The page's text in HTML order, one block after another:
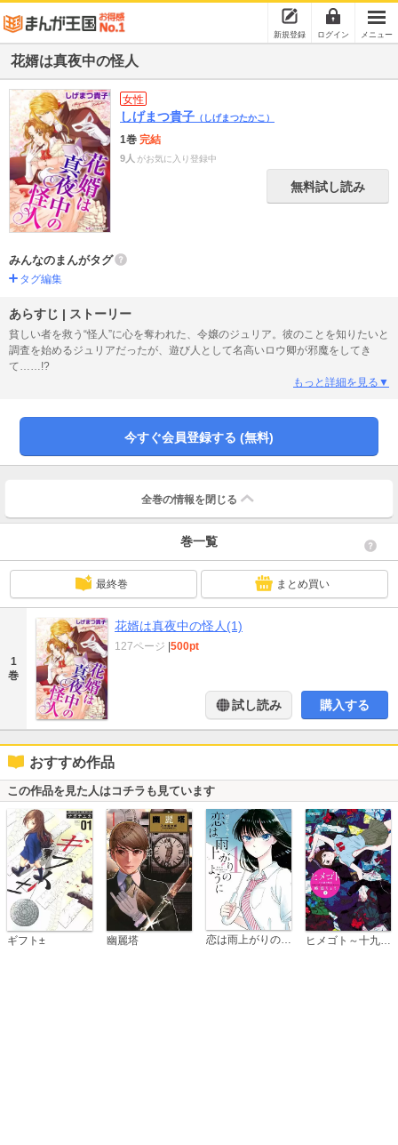
新規登録 ログイン メニュー
花婿は真夜中の怪人
女性
しげまつ貴子 （しげまつたかこ）
1巻 完結
9人 がお気に入り登録中
無料試し読み
みんなのまんがタグ
タグ編集
あらすじ | ストーリー
貧しい者を救う“怪人”に心を奪われた、令嬢のジュリア。彼のことを知りたいと
調査を始めるジュリアだったが、遊び人として名高いロウ卿が邪魔をしてき
て……!?
もっと詳細を見る▼
今すぐ会員登録する (無料)
全巻の情報を 閉じる
巻一覧
最終巻 まとめ買い
1
巻
花婿は真夜中の怪人(1)
127ページ 500pt
試し読み 購入する
おすすめ作品
この作品を見た人はコチラも見ています
ギフト± 幽麗塔 恋は雨上がりのように